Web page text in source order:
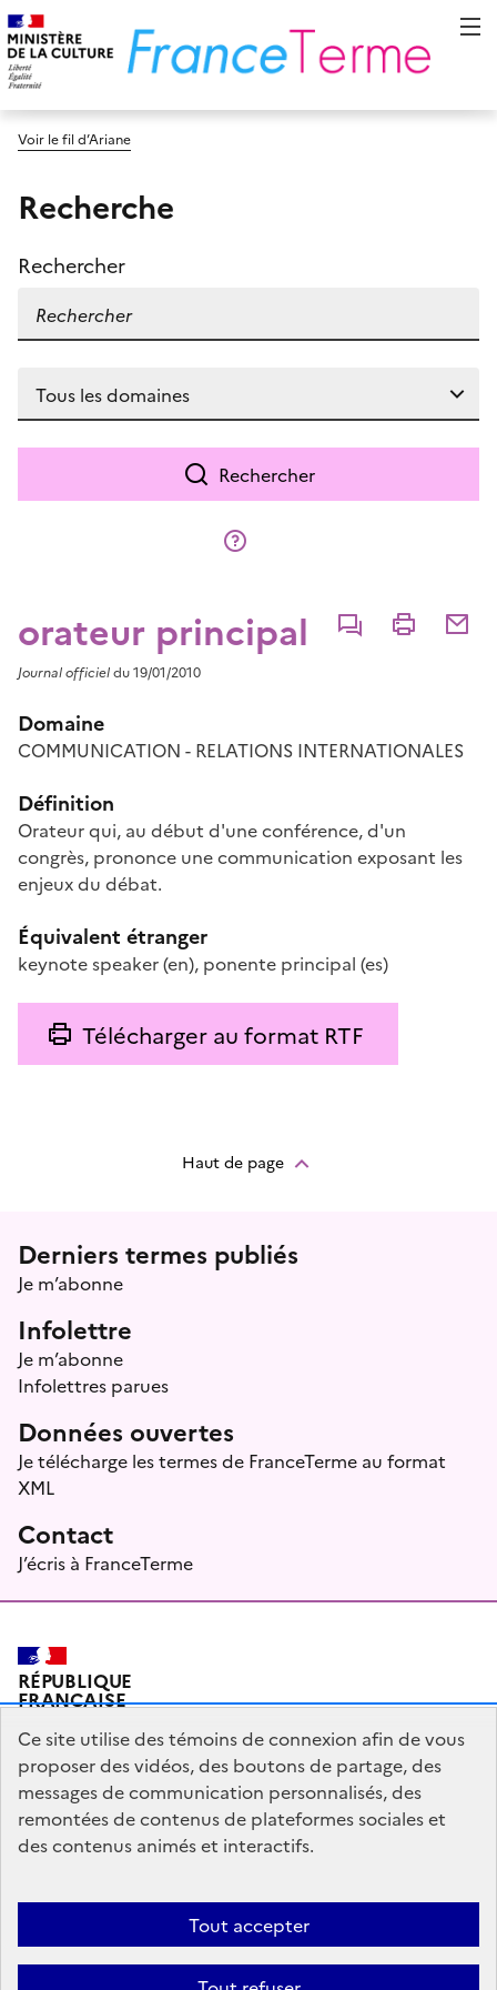
Voir le fil d’Ariane
Recherche
Rechercher
Rechercher
orateur principal CommenterImprimer
Journal officieldu 19/01/2010
Domaine
COMMUNICATION - RELATIONS INTERNATIONALES
Définition
Orateur qui, au début d'une conférence, d'un
congrès, prononce une communication exposant les
enjeux du débat.
Équivalent étranger
keynote speaker(en), ponente principal (es)
Télécharger au format RTF
Haut de page
Menu prefooter
Derniers termes publiés
Je m’abonne
Infolettre
Je m’abonne
Infolettres parues
Données ouvertes
Je télécharge les termes de FranceTerme au format
XML
Contact
J’écris à FranceTerme
RÉPUBLIQUE
FRANÇAISE
Plan du site Mentions légales Qui sommes-nous ?
Partagez votre expérience pour améliorer les services
Accessibilité : partiellement conforme
gouvernement.fr
Ce site utilise des témoins de connexion afin de vous
proposer des vidéos, des boutons de partage, des
messages de communication personnalisés, des
remontées de contenus de plateformes sociales et
des contenus animés et interactifs.
Tout accepter